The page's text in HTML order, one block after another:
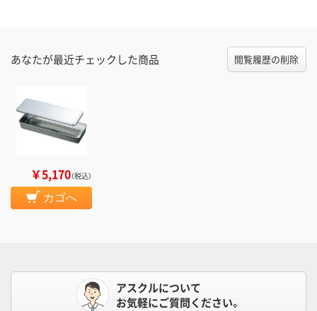
あなたが最近チェックした商品 閲覧履歴の削除
￥5,170（税込）
カゴへ
アスクルについて
お気軽にご質問ください。